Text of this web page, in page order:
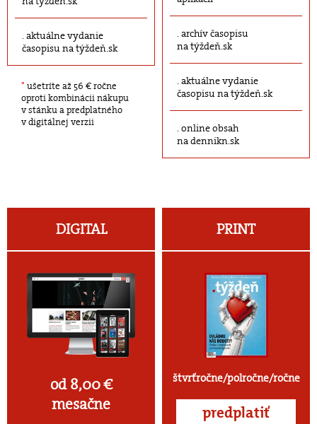
aktuálne vydanie
časopisu na týždeň.sk
* ušetríte až 56 € ročne
oproti kombinácii nákupu
v stánku a predplatného
v digitálnej verzii
archív časopisu
na týždeň.sk
aktuálne vydanie
časopisu na týždeň.sk
online obsah
na dennikn.sk
DIGITAL
od 8,00 €
mesačne
PRINT
štvrťročne/polročne/ročne
predplatiť